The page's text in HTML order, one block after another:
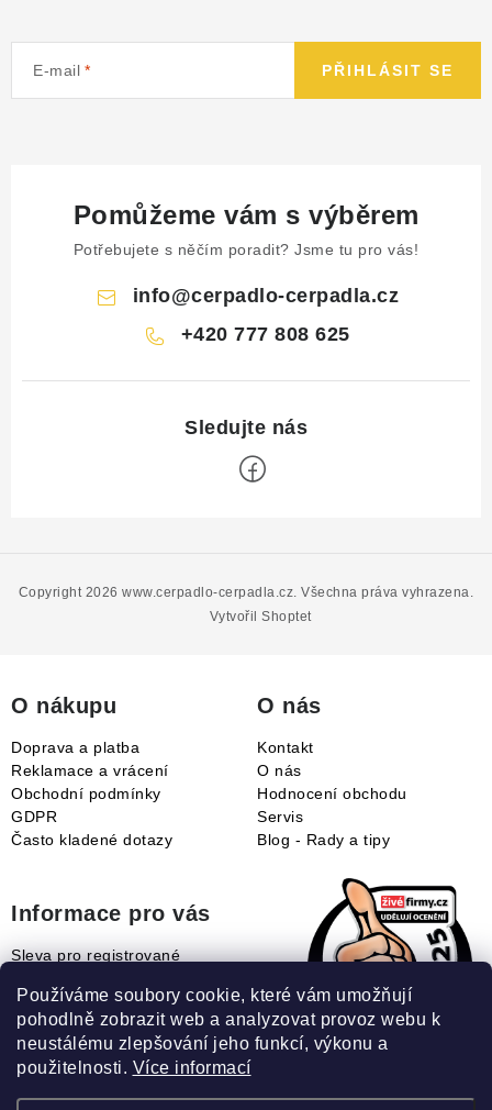
Používáme soubory cookie, které vám umožňují
pohodlně zobrazit web a analyzovat provoz webu k
neustálému zlepšování jeho funkcí, výkonu a
použitelnosti. Více informací
E-mail PŘIHLÁSIT SE
Pomůžeme vám s výběrem
Potřebujete s něčím poradit? Jsme tu pro vás!
info@cerpadlo-cerpadla.cz
+420 777 808 625
Vytvořil Shoptet
Copyright 2026www.cerpadlo-cerpadla.cz. Všechna práva vyhrazena.
O nákupu
Doprava a platba
Reklamace a vrácení
Obchodní podmínky
GDPR
Často kladené dotazy
O nás
Kontakt
O nás
Hodnocení obchodu
Servis
Blog - Rady a tipy
Informace pro vás
Sleva pro registrované
Jak uplatnit slevový kupón?
Jak nakupovat?
Slovník pojmů